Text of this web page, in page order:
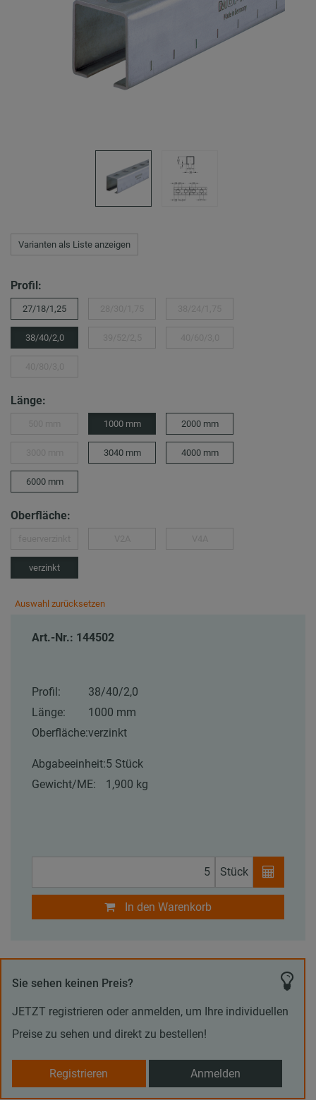
Varianten als Liste anzeigen
Profil:
27/18/1,25
38/40/2,0
Länge:
1000 mm 2000 mm
3040 mm 4000 mm
6000 mm
Oberfläche:
verzinkt
Auswahl zurücksetzen
Art.-Nr.: 144502
Profil:
38/40/2,0
Länge:
1000 mm
Oberfläche:verzinkt
Abgabeeinheit:5 Stück
Gewicht/ME:
1,900 kg
Stück
In den Warenkorb
Sie sehen keinen Preis?
JETZT registrieren oder anmelden, um Ihre individuellen
Preise zu sehen und direkt zu bestellen!
Registrieren Anmelden